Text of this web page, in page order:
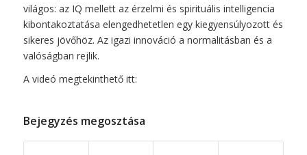
világos: az IQ mellett az érzelmi és spirituális intelligencia
kibontakoztatása elengedhetetlen egy kiegyensúlyozott és
sikeres jövőhöz. Az igazi innováció a normalitásban és a
valóságban rejlik.
A videó megtekinthető itt:
Bejegyzés megosztása